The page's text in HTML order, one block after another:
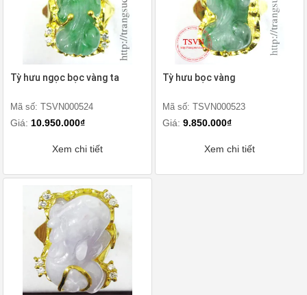
Tỳ hưu ngọc bọc vàng ta
Mã số: TSVN000524
Giá: 10.950.000₫
Xem chi tiết
Tỳ hưu bọc vàng
Mã số: TSVN000523
Giá: 9.850.000₫
Xem chi tiết